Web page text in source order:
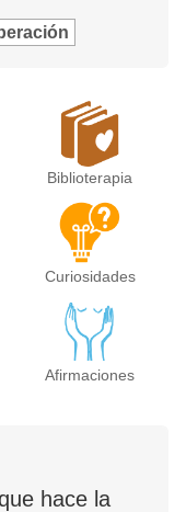
Biblioterapia
Curiosidades
Afirmaciones
hace la